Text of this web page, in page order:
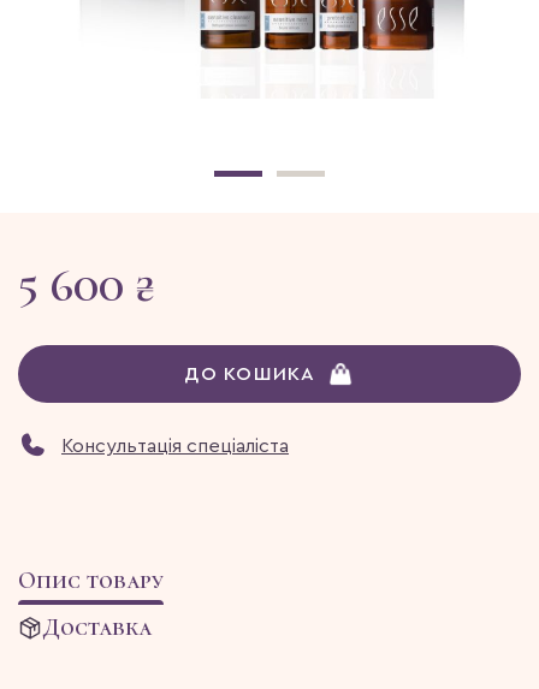
5 600 ₴
ДО КОШИКА
Консультація спеціаліста
Опис товару
Доставка